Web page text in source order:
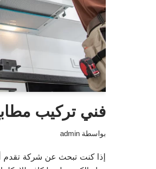
فني تركيب
بواسطة admin
إذا كنت تبحث عن شركة